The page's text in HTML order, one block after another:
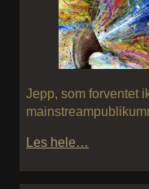
Jepp, som forventet
Les hele…